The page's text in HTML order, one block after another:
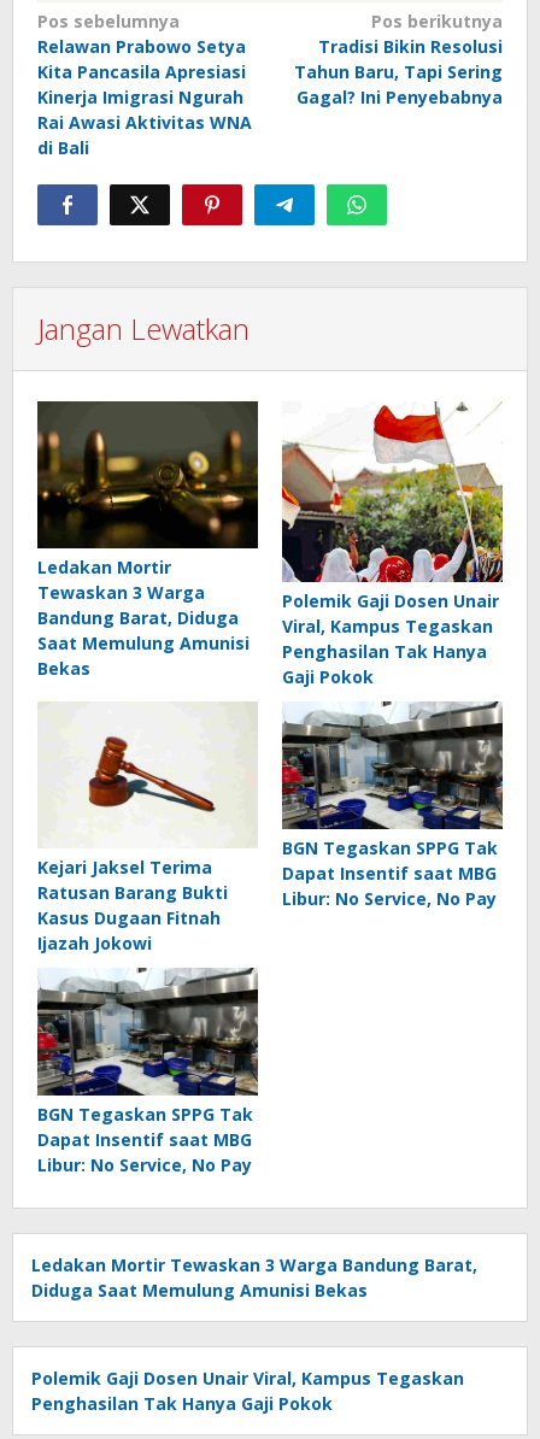
Navigasi
pos
Pos sebelumnya
Relawan Prabowo Setya
Kita Pancasila Apresiasi
Kinerja Imigrasi Ngurah
Rai Awasi Aktivitas WNA
di Bali
Pos berikutnya
Tradisi Bikin Resolusi
Tahun Baru, Tapi Sering
Gagal? Ini Penyebabnya
Jangan Lewatkan
Ledakan Mortir
Tewaskan 3 Warga
Bandung Barat, Diduga
Saat Memulung Amunisi
Bekas
Polemik Gaji Dosen Unair
Viral, Kampus Tegaskan
Penghasilan Tak Hanya
Gaji Pokok
Kejari Jaksel Terima
Ratusan Barang Bukti
Kasus Dugaan Fitnah
Ijazah Jokowi
BGN Tegaskan SPPG Tak
Dapat Insentif saat MBG
Libur: No Service, No Pay
BGN Tegaskan SPPG Tak
Dapat Insentif saat MBG
Libur: No Service, No Pay
Ledakan Mortir Tewaskan 3 Warga Bandung Barat,
Diduga Saat Memulung Amunisi Bekas
Polemik Gaji Dosen Unair Viral, Kampus Tegaskan
Penghasilan Tak Hanya Gaji Pokok